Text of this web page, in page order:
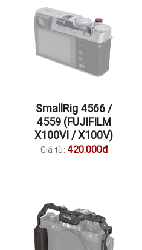
SmallRig 4566 /
4559 (FUJIFILM
X100VI / X100V)
Giá từ: 420.000đ